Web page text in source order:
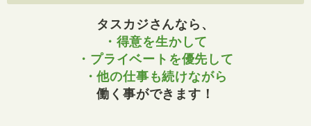
タスカジさんなら、
・得意を生かして
・プライベートを優先して
・他の仕事も続けながら
働く事ができます！